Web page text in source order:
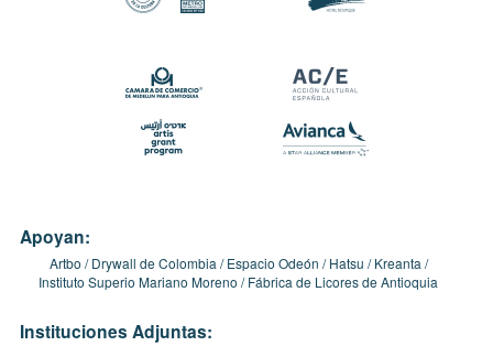
Apoyan:
Artbo Drywall de Colombia Espacio Odeón Hatsu
Kreanta
Instituto Superio Mariano Moreno
Fábrica de Licores de Antioquia
Instituciones Adjuntas: